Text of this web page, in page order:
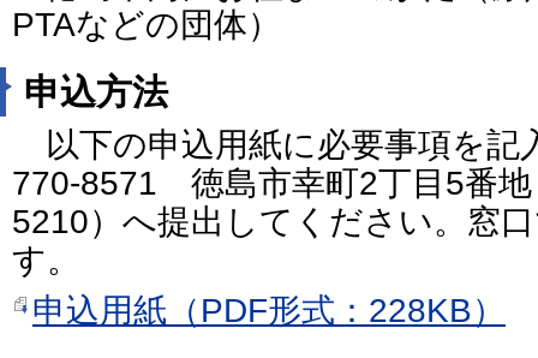
PTAなどの団体）
申込方法
以下の申込用紙に必要事項を記
770-8571 徳島市幸町2丁目5番
5210）へ提出してください。窓
す。
申込用紙（PDF形式：228KB）